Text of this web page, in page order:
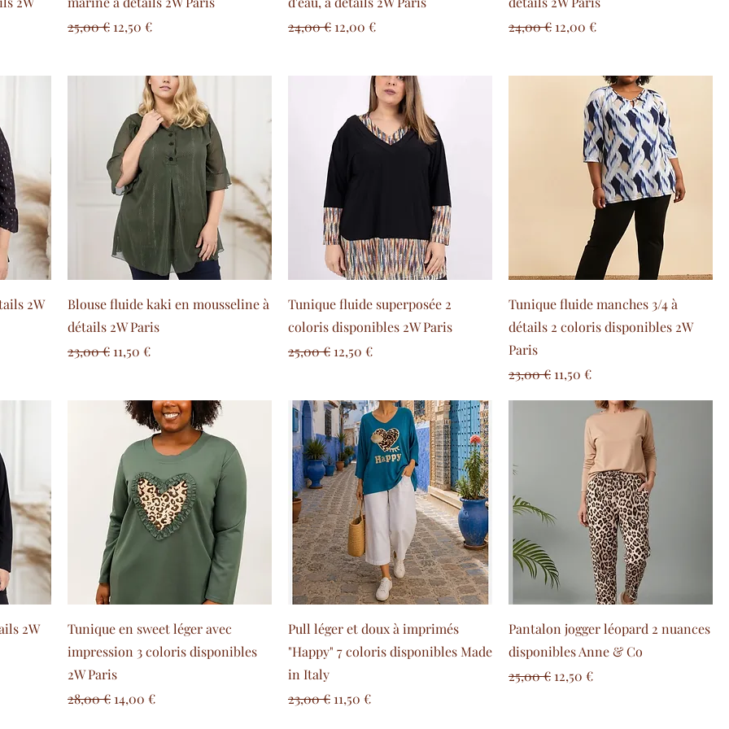
Prix original
25,00 € Prix promotionnel
12,50 €
Prix original
24,00 € Prix promotionnel
12,00 €
Prix original
24,00 € Prix promotionnel
12,00 €
2W
Blouse fluide kaki en mousseline à
détails 2W Paris
Prix original
23,00 € Prix promotionnel
11,50 €
Tunique fluide superposée 2
coloris disponibles 2W Paris
Prix original
25,00 € Prix promotionnel
12,50 €
Tunique fluide manches 3/4 à
détails 2 coloris disponibles 2W
Paris
Prix original
23,00 € Prix promotionnel
11,50 €
2W
Tunique en sweet léger avec
impression 3 coloris disponibles
2W Paris
Prix original
28,00 € Prix promotionnel
14,00 €
Pull léger et doux à imprimés
"Happy" 7 coloris disponibles Made
in Italy
Prix original
23,00 € Prix promotionnel
11,50 €
Pantalon jogger léopard 2 nuances
disponibles Anne & Co
Prix original
25,00 € Prix promotionnel
12,50 €